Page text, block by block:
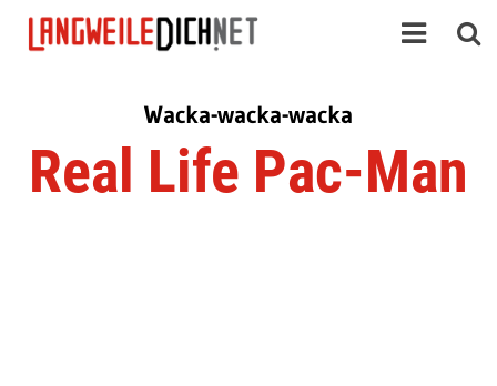
Wacka-wacka-wacka
Real Life Pac-Man